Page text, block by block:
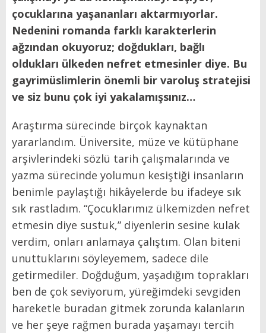
çocuklarına yaşananları aktarmıyorlar.
Nedenini romanda farklı karakterlerin
ağzından okuyoruz; doğdukları, bağlı
oldukları ülkeden nefret etmesinler diye. Bu
gayrimüslimlerin önemli bir varoluş stratejisi
ve siz bunu çok iyi yakalamışsınız…
Araştırma sürecinde birçok kaynaktan
yararlandım. Üniversite, müze ve kütüphane
arşivlerindeki sözlü tarih çalışmalarında ve
yazma sürecinde yolumun kesiştiği insanların
benimle paylaştığı hikâyelerde bu ifadeye sık
sık rastladım. “Çocuklarımız ülkemizden nefret
etmesin diye sustuk,” diyenlerin sesine kulak
verdim, onları anlamaya çalıştım. Olan biteni
unuttuklarını söyleyemem, sadece dile
getirmediler. Doğduğum, yaşadığım toprakları
ben de çok seviyorum, yüreğimdeki sevgiden
hareketle buradan gitmek zorunda kalanların
ve her şeye rağmen burada yaşamayı tercih